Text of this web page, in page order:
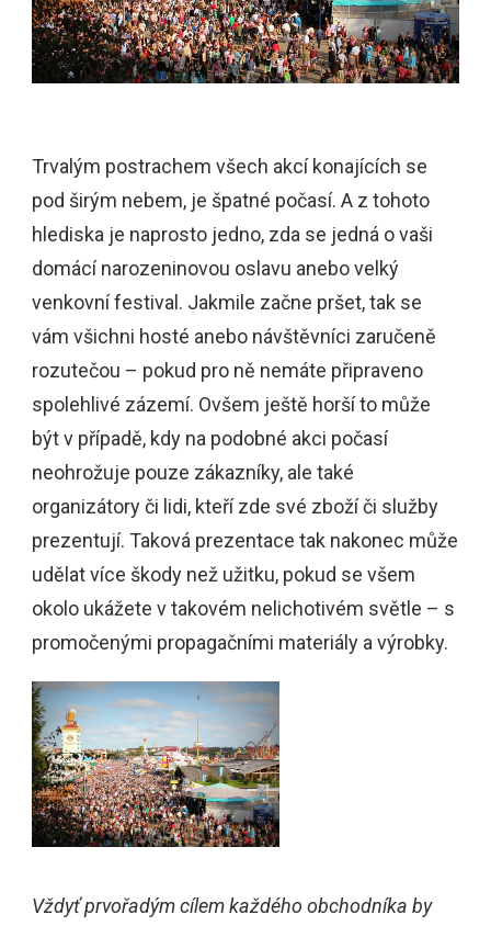
Trvalým postrachem všech akcí konajících se
pod širým nebem, je špatné počasí. A z tohoto
hlediska je naprosto jedno, zda se jedná o vaši
domácí narozeninovou oslavu anebo velký
venkovní festival. Jakmile začne pršet, tak se
vám všichni hosté anebo návštěvníci zaručeně
rozutečou – pokud pro ně nemáte připraveno
spolehlivé zázemí. Ovšem ještě horší to může
být v případě, kdy na podobné akci počasí
neohrožuje pouze zákazníky, ale také
organizátory či lidi, kteří zde své zboží či služby
prezentují. Taková prezentace tak nakonec může
udělat více škody než užitku, pokud se všem
okolo ukážete v takovém nelichotivém světle – s
promočenými propagačními materiály a výrobky.
Vždyť prvořadým cílem každého obchodníka by